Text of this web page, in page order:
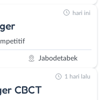
Jabodetabek
hari ini
CBCT
1 hari lalu